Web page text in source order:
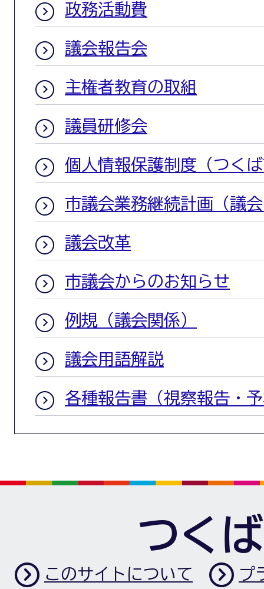
政務活動費
議会報告会
主権者教育の取組
議員研修会
個人情報保護制度（つく
市議会業務継続計画（議会
議会改革
市議会からのお知らせ
例規（議会関係）
議会用語解説
各種報告書（視察報告・
つく
このサイトについて プ